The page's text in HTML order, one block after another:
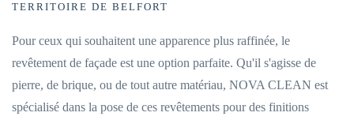
TERRITOIRE DE BELFORT
Pour ceux qui souhaitent une apparence plus raffinée, le
revêtement de façade est une option parfaite. Qu'il s'agisse de
pierre, de brique, ou de tout autre matériau, NOVA CLEAN est
spécialisé dans la pose de ces revêtements pour des finitions